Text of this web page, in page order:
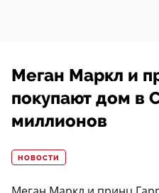
Меган Маркл и
покупают дом в
миллионов
НОВОСТИ